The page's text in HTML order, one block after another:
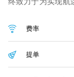
费率
提单